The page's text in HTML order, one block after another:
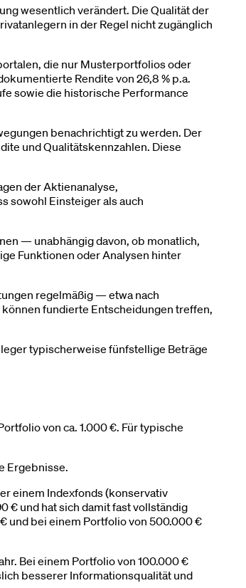
wesentlich verändert. Die Qualität der
in der Regel nicht zugänglich
die nur Musterportfolios oder
Rendite von 26,8 % p.a.
sowie die historische Performance
benachrichtigt zu werden. Der
und Qualitätskennzahlen. Diese
der Aktienanalyse,
sowohl Einsteiger als auch
— unabhängig davon, ob monatlich,
Funktionen oder Analysen hinter
regelmäßig — etwa nach
fundierte Entscheidungen treffen,
typischerweise fünfstellige Beträge
von ca. 1.000 €. Für typische
Ergebnisse.
einem Indexfonds (konservativ
€ und hat sich damit fast vollständig
und bei einem Portfolio von 500.000 €
Bei einem Portfolio von 100.000 €
besserer Informationsqualität und